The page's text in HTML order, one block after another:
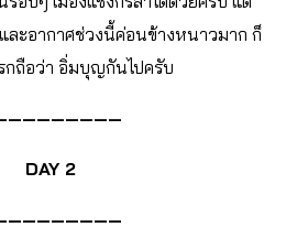
ละอากาศช่วงนี้ค่อนข้างหนาวมาก ก็
กถือว่า อิ่มบุญกันไปครับ
DAY 2